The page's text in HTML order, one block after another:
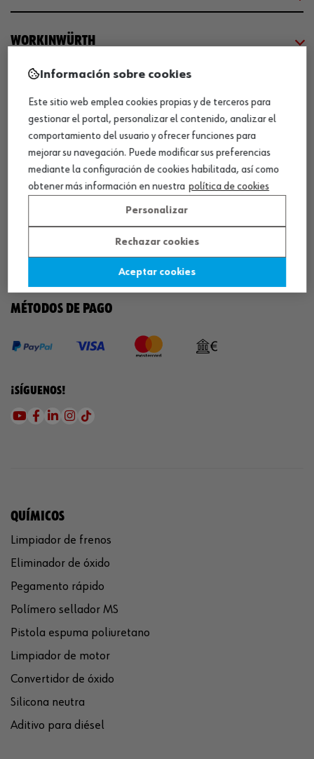
WORKINWÜRTH
¡WÜRTH EMPRESA SOLIDARIA!
¡DESCARGA NUESTRA APP!
MÉTODOS DE PAGO
¡SÍGUENOS!
QUÍMICOS
Limpiador de frenos
Eliminador de óxido
Pegamento rápido
Polímero sellador MS
Pistola espuma poliuretano
Limpiador de motor
Convertidor de óxido
Silicona neutra
Aditivo para diésel
Información sobre cookies
Este sitio web emplea cookies propias y de terceros para
gestionar el portal, personalizar el contenido, analizar el
comportamiento del usuario y ofrecer funciones para
mejorar su navegación. Puede modificar sus preferencias
mediante la configuración de cookies habilitada, así como
obtener más información en nuestra política de cookies
Personalizar
Rechazar cookies
Aceptar cookies